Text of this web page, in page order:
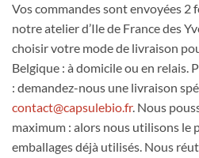
Vos commandes sont envoyées 2
notre atelier d’Ile de France des
choisir votre mode de livraison
Belgique : à domicile ou en relais.
: demandez-nous une livraison
contact@capsulebio.fr. Nous
maximum : alors nous utilisons le
emballages déjà utilisés. Nous